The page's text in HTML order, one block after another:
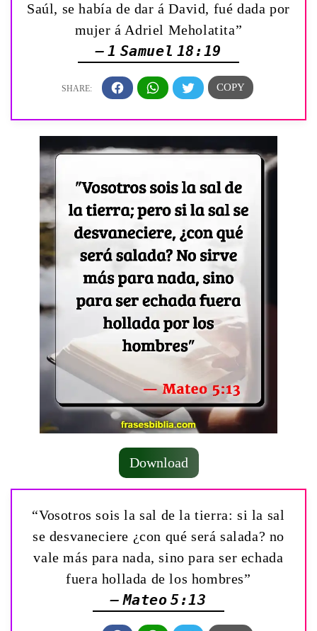
Saúl, se había de dar á David, fué dada por
mujer á Adriel Meholatita”
— 1 Samuel 18:19
Download
“Vosotros sois la sal de la tierra: si la sal
se desvaneciere ¿con qué será salada? no
vale más para nada, sino para ser echada
fuera hollada de los hombres”
— Mateo 5:13